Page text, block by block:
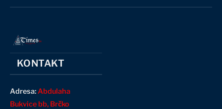
(Twitter)
KONTAKT
Adresa:Abdulaha
Bukvice bb, Brčko